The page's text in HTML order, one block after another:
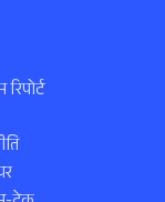
रिपोर्ट